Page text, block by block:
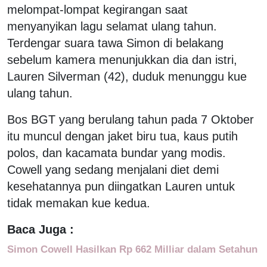
melompat-lompat kegirangan saat
menyanyikan lagu selamat ulang tahun.
Terdengar suara tawa Simon di belakang
sebelum kamera menunjukkan dia dan istri,
Lauren Silverman (42), duduk menunggu kue
ulang tahun.
Bos BGT yang berulang tahun pada 7 Oktober
itu muncul dengan jaket biru tua, kaus putih
polos, dan kacamata bundar yang modis.
Cowell yang sedang menjalani diet demi
kesehatannya pun diingatkan Lauren untuk
tidak memakan kue kedua.
Baca Juga :
Simon Cowell Hasilkan Rp 662 Milliar dalam Setahun